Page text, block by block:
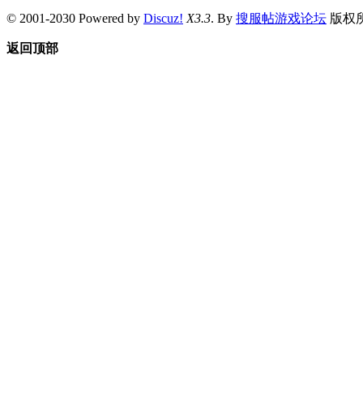
© 2001-2030 Powered by Discuz! X3.3. By 搜服帖游戏论坛 版权
返回顶部